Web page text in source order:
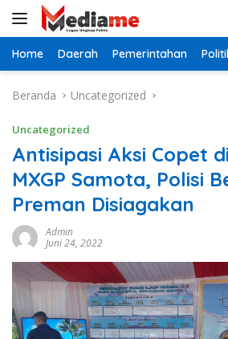
Langsung
Home Daerah Pemerintahan
Beranda Uncategorized
Uncategorized
Antisipasi Aksi Copet
MXGP Samota, Polisi
Preman Disiagakan
Admin
Juni 24, 2022